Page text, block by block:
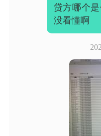
贷方哪个
没看懂啊